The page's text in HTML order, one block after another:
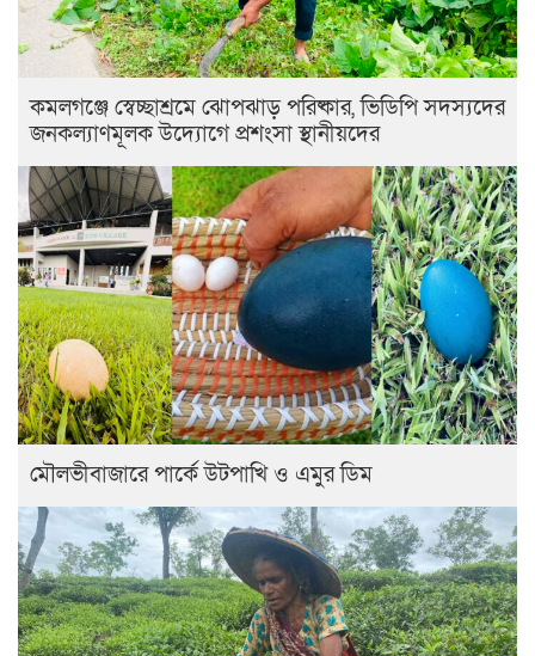
কমলগঞ্জে স্বেচ্ছাশ্রমে ঝোপঝাড় পরিষ্কার, ভিডিপি সদস্যদের
জনকল্যাণমূলক উদ্যোগে প্রশংসা স্থানীয়দের
মৌলভীবাজারে পার্কে উটপাখি ও এমুর ডিম